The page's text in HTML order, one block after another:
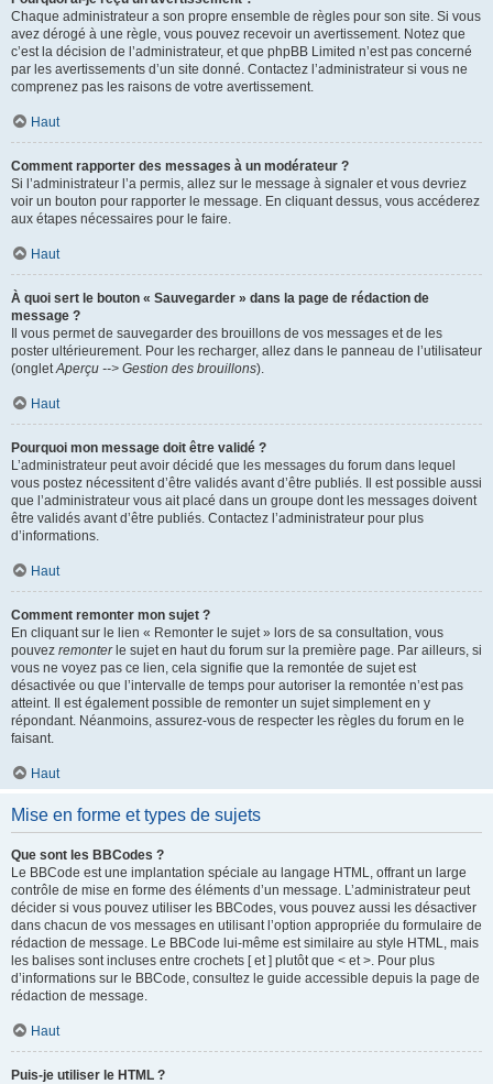
Chaque administrateur a son propre ensemble de règles pour son site. Si vous
avez dérogé à une règle, vous pouvez recevoir un avertissement. Notez que
c’est la décision de l’administrateur, et que phpBB Limited n’est pas concerné
par les avertissements d’un site donné. Contactez l’administrateur si vous ne
comprenez pas les raisons de votre avertissement.
Haut
Comment rapporter des messages à un modérateur ?
Si l’administrateur l’a permis, allez sur le message à signaler et vous devriez
voir un bouton pour rapporter le message. En cliquant dessus, vous accéderez
aux étapes nécessaires pour le faire.
Haut
À quoi sert le bouton « Sauvegarder » dans la page de rédaction de
message ?
Il vous permet de sauvegarder des brouillons de vos messages et de les
poster ultérieurement. Pour les recharger, allez dans le panneau de l’utilisateur
(ongletAperçu --> Gestion des brouillons).
Haut
Pourquoi mon message doit être validé ?
L’administrateur peut avoir décidé que les messages du forum dans lequel
vous postez nécessitent d’être validés avant d’être publiés. Il est possible aussi
que l’administrateur vous ait placé dans un groupe dont les messages doivent
être validés avant d’être publiés. Contactez l’administrateur pour plus
d’informations.
Haut
Comment remonter mon sujet ?
En cliquant sur le lien « Remonter le sujet » lors de sa consultation, vous
pouvez remonterle sujet en haut du forum sur la première page. Par ailleurs, si
vous ne voyez pas ce lien, cela signifie que la remontée de sujet est
désactivée ou que l’intervalle de temps pour autoriser la remontée n’est pas
atteint. Il est également possible de remonter un sujet simplement en y
répondant. Néanmoins, assurez-vous de respecter les règles du forum en le
faisant.
Haut
Mise en forme et types de sujets
Que sont les BBCodes ?
Le BBCode est une implantation spéciale au langage HTML, offrant un large
contrôle de mise en forme des éléments d’un message. L’administrateur peut
décider si vous pouvez utiliser les BBCodes, vous pouvez aussi les désactiver
dans chacun de vos messages en utilisant l’option appropriée du formulaire de
rédaction de message. Le BBCode lui-même est similaire au style HTML, mais
les balises sont incluses entre crochets [ et ] plutôt que < et >. Pour plus
d’informations sur le BBCode, consultez le guide accessible depuis la page de
rédaction de message.
Haut
Puis-je utiliser le HTML ?